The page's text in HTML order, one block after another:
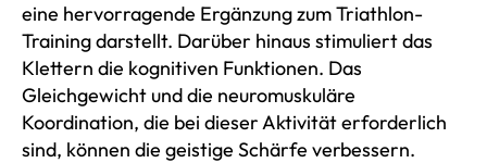
eine hervorragende Ergänzung zum Triathlon-
Training darstellt. Darüber hinaus stimuliert das
Klettern die kognitiven Funktionen. Das
Gleichgewicht und die neuromuskuläre
Koordination, die bei dieser Aktivität erforderlich
sind, können die geistige Schärfe verbessern.